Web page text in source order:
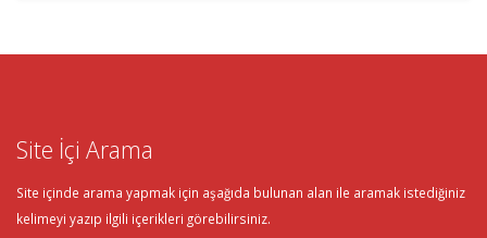
Site İçi Arama
Site içinde arama yapmak için aşağıda bulunan alan ile aramak istediğiniz
kelimeyi yazıp ilgili içerikleri görebilirsiniz.